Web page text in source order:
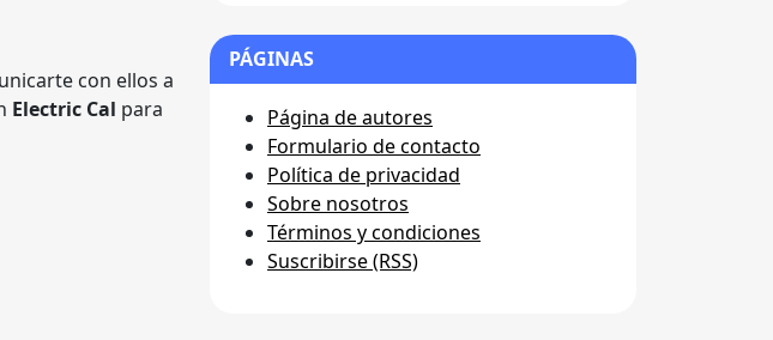
con ellos a
Electric Cal para
PÁGINAS
Página de autores
Formulario de contacto
Política de privacidad
Sobre nosotros
Términos y condiciones
Suscribirse (RSS)